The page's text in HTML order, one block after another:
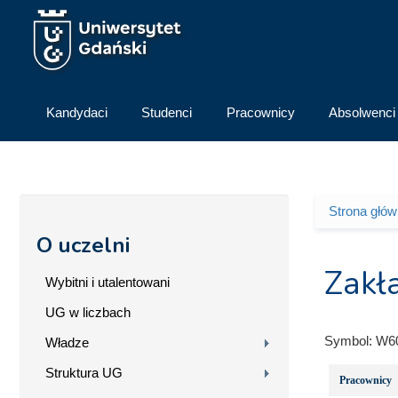
Przejdź do treści
Kandydaci Studenci Pracownicy Absolwenci
O uczelni
Wybitni i utalentowani
UG w liczbach
Władze
Struktura UG
Strona
Symbol:
Pracownicy